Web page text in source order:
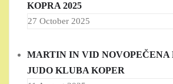
KOPRA 2025
27 October 2025
MARTIN IN VID NOVOPEČENA
JUDO KLUBA KOPER